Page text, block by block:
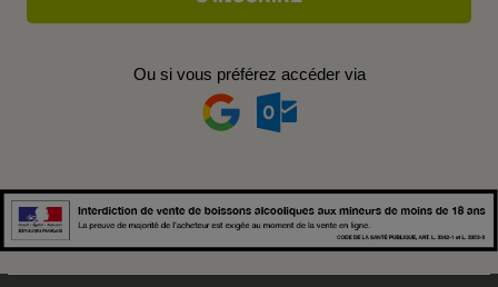
Ou si vous préférez accéder via